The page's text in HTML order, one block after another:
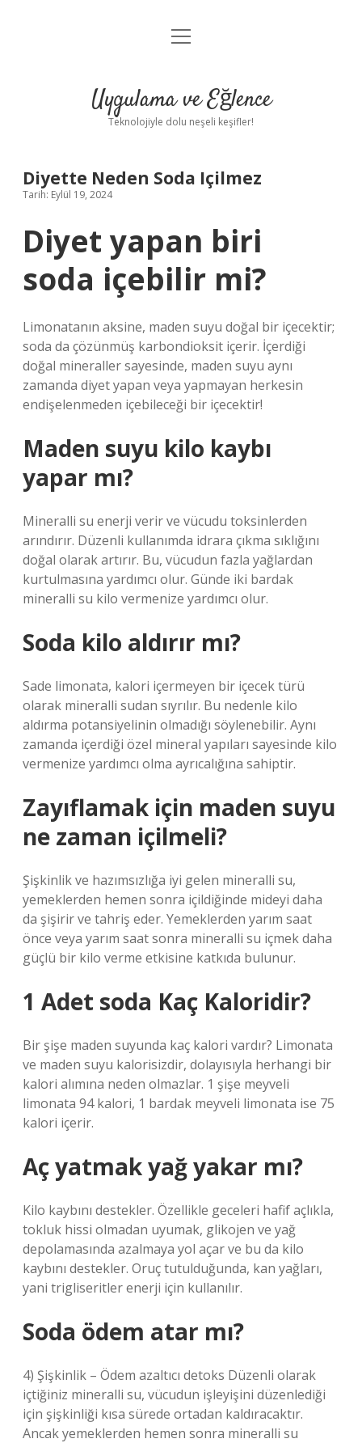
Anasayfa
Yasal Uyarı
menüyü
Uygulama ve Eğlence
Teknolojiyle dolu neşeli keşifler!
Diyette Neden Soda Içilmez
Tarih: Eylül 19, 2024
Diyet yapan biri
soda içebilir mi?
Limonatanın aksine, maden suyu doğal bir içecektir;
soda da çözünmüş karbondioksit içerir. İçerdiği
doğal mineraller sayesinde, maden suyu aynı
zamanda diyet yapan veya yapmayan herkesin
endişelenmeden içebileceği bir içecektir!
Maden suyu kilo kaybı
yapar mı?
Mineralli su enerji verir ve vücudu toksinlerden
arındırır. Düzenli kullanımda idrara çıkma sıklığını
doğal olarak artırır. Bu, vücudun fazla yağlardan
kurtulmasına yardımcı olur. Günde iki bardak
mineralli su kilo vermenize yardımcı olur.
Soda kilo aldırır mı?
Sade limonata, kalori içermeyen bir içecek türü
olarak mineralli sudan sıyrılır. Bu nedenle kilo
aldırma potansiyelinin olmadığı söylenebilir. Aynı
zamanda içerdiği özel mineral yapıları sayesinde kilo
vermenize yardımcı olma ayrıcalığına sahiptir.
Zayıflamak için maden suyu
ne zaman içilmeli?
Şişkinlik ve hazımsızlığa iyi gelen mineralli su,
yemeklerden hemen sonra içildiğinde mideyi daha
da şişirir ve tahriş eder. Yemeklerden yarım saat
önce veya yarım saat sonra mineralli su içmek daha
güçlü bir kilo verme etkisine katkıda bulunur.
1 Adet soda Kaç Kaloridir?
Bir şişe maden suyunda kaç kalori vardır? Limonata
ve maden suyu kalorisizdir, dolayısıyla herhangi bir
kalori alımına neden olmazlar. 1 şişe meyveli
limonata 94 kalori, 1 bardak meyveli limonata ise 75
kalori içerir.
Aç yatmak yağ yakar mı?
Kilo kaybını destekler. Özellikle geceleri hafif açlıkla,
tokluk hissi olmadan uyumak, glikojen ve yağ
depolamasında azalmaya yol açar ve bu da kilo
kaybını destekler. Oruç tutulduğunda, kan yağları,
yani trigliseritler enerji için kullanılır.
Soda ödem atar mı?
4) Şişkinlik – Ödem azaltıcı detoks Düzenli olarak
içtiğiniz mineralli su, vücudun işleyişini düzenlediği
için şişkinliği kısa sürede ortadan kaldıracaktır.
Ancak yemeklerden hemen sonra mineralli su